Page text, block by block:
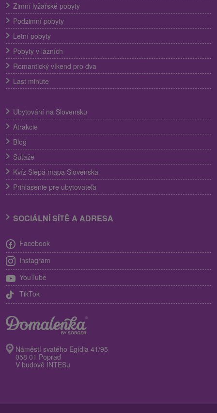
Zimní lyžařské pobyty
Podzimní pobyty
Letní pobyty
Pobyty v lázních
Romantický víkend pro dva
Last minute
Ubytování na Slovensku
Atrakcie
Blog
Súťaže
Kvíz Slepá mapa Slovenska
Prihlásenie pre ubytovateľa
SOCIÁLNÍ SÍTĚ A ADRESA
Facebook
Instagram
YouTube
TikTok
Náměstí svatého Egídia 41/95
058 01 Poprad
V budově INTESu